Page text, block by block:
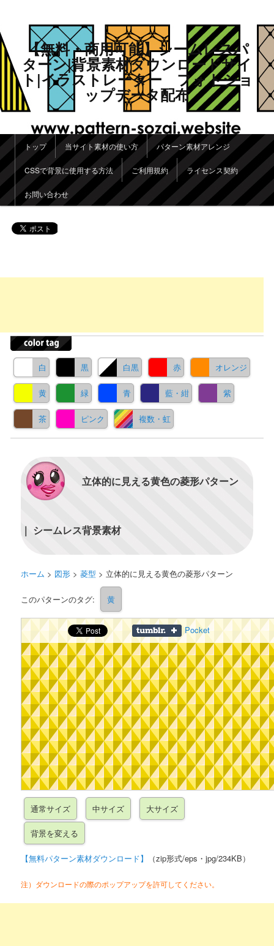
【無料・商用可能】シームレスパ
ターン|背景素材ダウンロードサイ
ト|イラストレーター フォトショ
ップデータ配布
メインメニュー
メインコンテンツへ移動
サブコンテンツへ移動
トップ 当サイト素材の使い方 パターン素材アレンジ
CSSで背景に使用する方法 ご利用規約 ライセンス契約
お問い合わせ
白 黒 白黒 赤 オレンジ
黄 緑 青 藍・紺 紫
茶 ピンク 複数・虹
立体的に見える黄色の菱形パターン
｜ シームレス背景素材
ホーム > 図形 >菱型 > 立体的に見える黄色の菱形パターン
このパターンのタグ: 黄
Pocket
【無料パターン素材ダウンロード】 （zip形式/eps・jpg/234KB）
注）ダウンロードの際のポップアップを許可してください。